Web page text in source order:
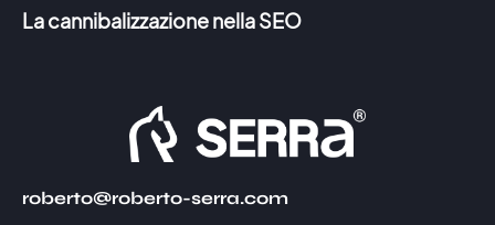
La cannibalizzazione nella SEO
roberto@roberto-serra.com